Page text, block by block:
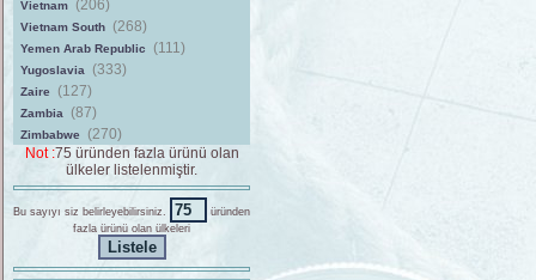
Vietnam (206)
Vietnam South (268)
Yemen Arab Republic (111)
Yugoslavia (333)
Zaire (127)
Zambia (87)
Zimbabwe
(270)
Not :75 üründen fazla ürünü olan
ülkeler listelenmiştir.
Bu sayıyı siz belirleyebilirsiniz.
üründen
fazla ürünü olan ülkeleri